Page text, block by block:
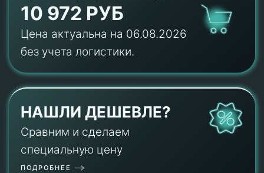
10 972 РУБ
Цена актуальна на 06.08.2026
без учета логистики.
НАШЛИ ДЕШЕВЛЕ?
Сравним и сделаем
специальную цену
ПОДРОБНЕЕ